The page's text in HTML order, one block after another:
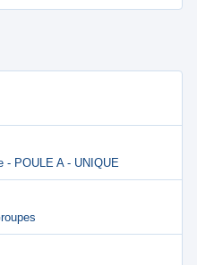
- POULE A - UNIQUE